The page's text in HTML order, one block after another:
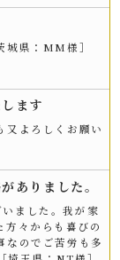
城県：MM様］
ます
又よろしくお願い
ありました。
ました。我が家
々からも喜びの
なのでご苦労も多